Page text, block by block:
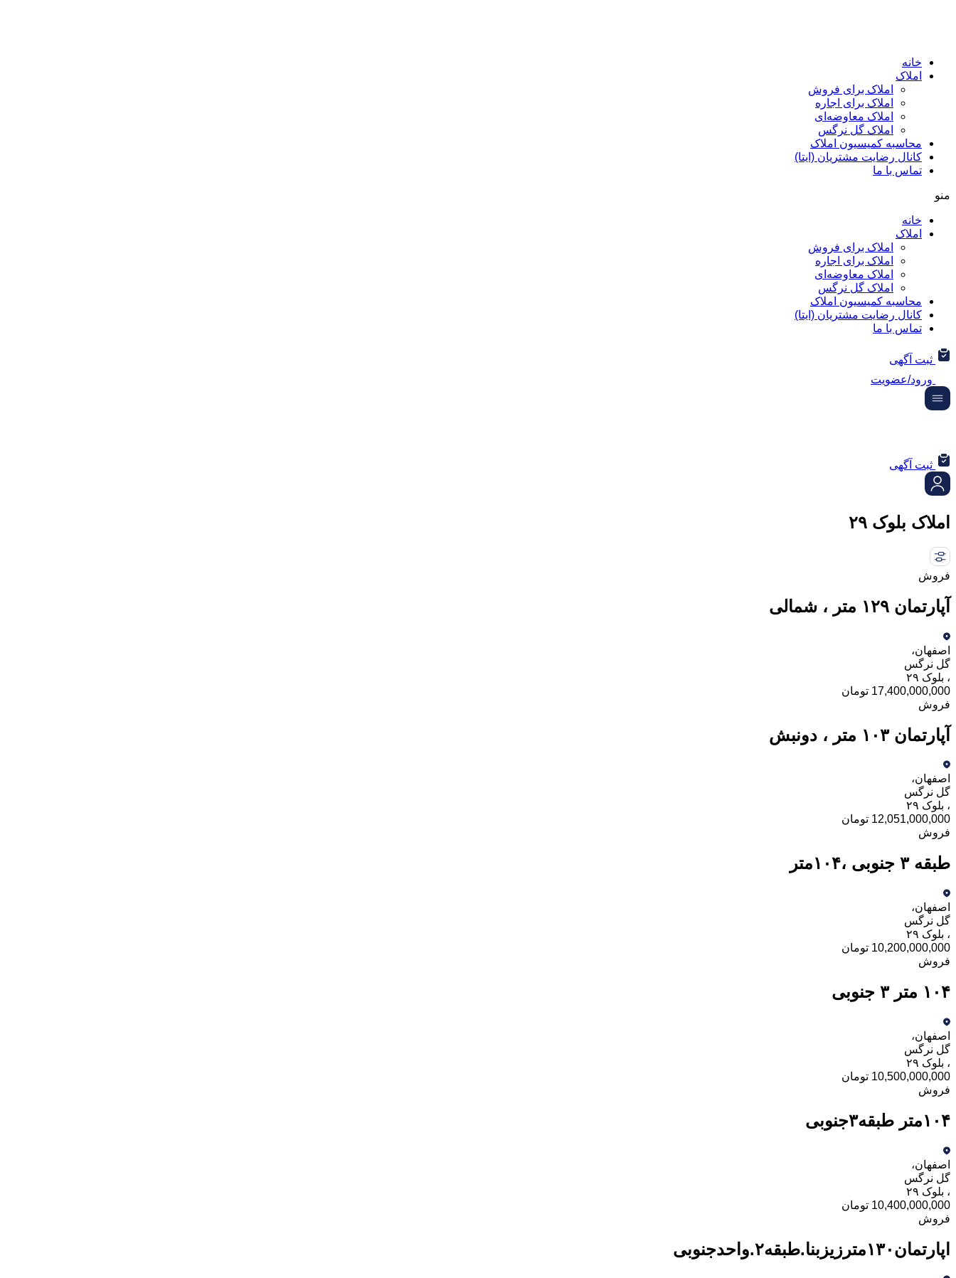
خانه
املاک
املاک برای فروش
املاک برای اجاره
املاک معاوضه‌ای
املاک گل نرگس
محاسبه کمیسیون املاک
کانال رضایت مشتریان (ایتا)
تماس با ما
منو
خانه
املاک
املاک برای فروش
املاک برای اجاره
املاک معاوضه‌ای
املاک گل نرگس
محاسبه کمیسیون املاک
کانال رضایت مشتریان (ایتا)
تماس با ما
ثبت آگهی
ورود/عضویت
ثبت آگهی
املاک بلوک ۲۹
فروش
آپارتمان ۱۲۹ متر ، شمالی
اصفهان،
گل نرگس
، بلوک ۲۹
17,400,000,000 تومان
فروش
آپارتمان ۱۰۳ متر ، دونبش
اصفهان،
گل نرگس
، بلوک ۲۹
12,051,000,000 تومان
فروش
طبقه ۳ جنوبی ،۱۰۴متر
اصفهان،
گل نرگس
، بلوک ۲۹
10,200,000,000 تومان
فروش
۱۰۴ متر ۳ جنوبی
اصفهان،
گل نرگس
، بلوک ۲۹
10,500,000,000 تومان
فروش
۱۰۴متر‌ طبقه۳جنوبی
اصفهان،
گل نرگس
، بلوک ۲۹
10,400,000,000 تومان
فروش
اپارتمان۱۳۰مترزیزبنا.طبقه۲.واحدجنوبی